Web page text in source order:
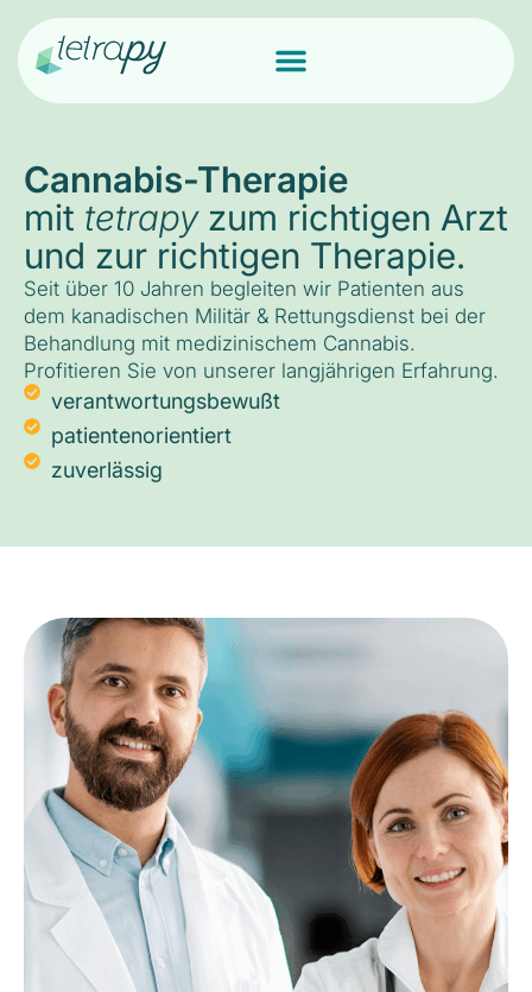
Cannabis-Therapie
mit tetrapyzum richtigen Arzt
und zur richtigen Therapie.
Seit über 10 Jahren begleiten wir Patienten aus
dem kanadischen Militär & Rettungsdienst bei der
Behandlung mit medizinischem Cannabis.
Profitieren Sie von unserer langjährigen Erfahrung.
verantwortungsbewußt
patientenorientiert
zuverlässig